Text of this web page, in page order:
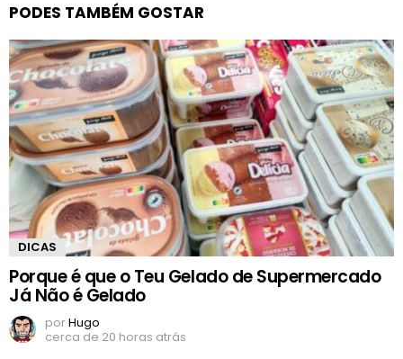
PODES TAMBÉM GOSTAR
DICAS
Porque é que o Teu Gelado de Supermercado
Já Não é Gelado
porHugo
cerca de 20 horas atrás